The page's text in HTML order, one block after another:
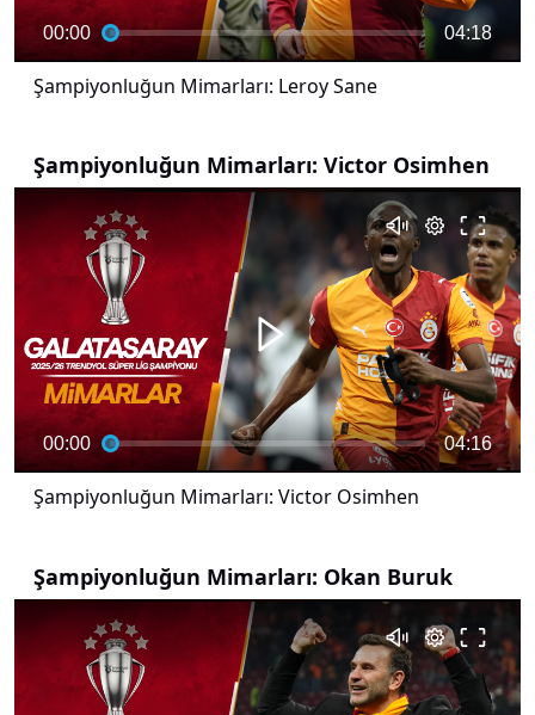
00:00 04:18
Şampiyonluğun Mimarları: Leroy Sane
Şampiyonluğun Mimarları: Victor Osimhen
00:00 04:16
Şampiyonluğun Mimarları: Victor Osimhen
Şampiyonluğun Mimarları: Okan Buruk